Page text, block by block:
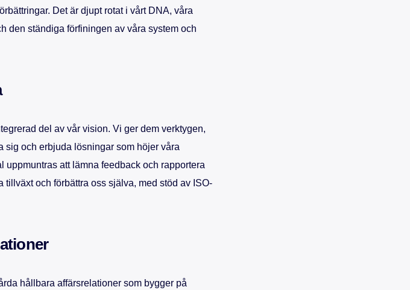
Det är djupt rotat i vårt DNA, våra
den ständiga förfiningen av våra system och
del av vår vision. Vi ger dem verktygen,
sig och erbjuda lösningar som höjer våra
uppmuntras att lämna feedback och rapportera
och förbättra oss själva, med stöd av ISO-
hållbara affärsrelationer som bygger på